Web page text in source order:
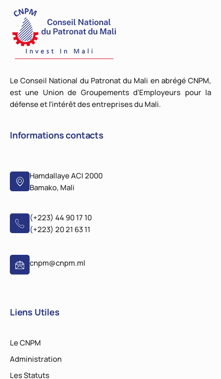
Le Conseil National du Patronat du Mali en abrégé CNPM,
est une Union de Groupements d'Employeurs pour la
défense et l'intérêt des entreprises du Mali.
Informations contacts
Hamdallaye ACI 2000
Bamako, Mali
(+223) 44 90 17 10
(+223) 20 21 63 11
cnpm@cnpm.ml
Liens Utiles
Le CNPM
Administration
Les Statuts